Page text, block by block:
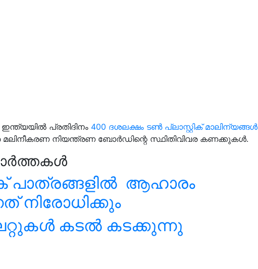
പ്രതിദിനം 400 ദശലക്ഷം ടൺ പ്ലാസ്റ്റിക് മാലിന്യങ്ങൾ
മലിനീകരണ നിയന്ത്രണ ബോർഡിന്റെ സ്ഥിതിവിവര കണക്കുകൾ.
പാത്രങ്ങളിൽ ആഹാരം
നിരോധിക്കും
കടൽ കടക്കുന്നു